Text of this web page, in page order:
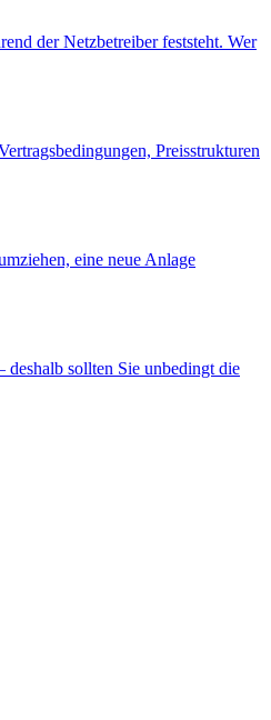
der Netzbetreiber feststeht. Wer
Preisstrukturen
eine neue Anlage
deshalb sollten Sie unbedingt die